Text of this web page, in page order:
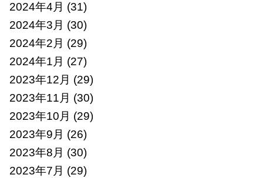
2024年4月 (31)
2024年3月 (30)
2024年2月 (29)
2024年1月 (27)
2023年12月 (29)
2023年11月 (30)
2023年10月 (29)
2023年9月 (26)
2023年8月 (30)
2023年7月 (29)